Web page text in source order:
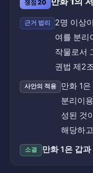
쟁점 20
근거 법리
2명 이상
여를 분리
작물로서
권법 제2
사안의 적용
만화 1
분리이
성된 것
해당하
소결 만화 1은 갑